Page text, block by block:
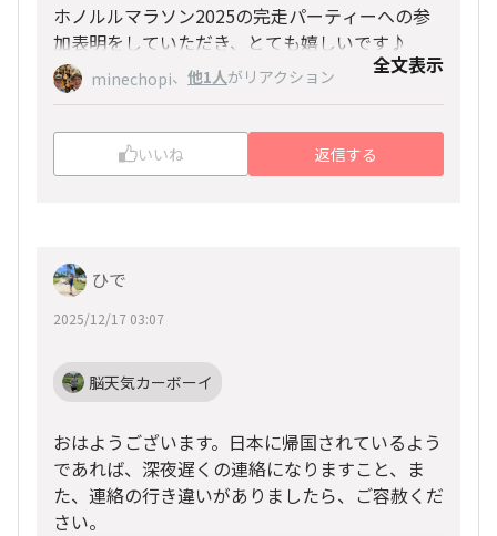
ホノルルマラソン2025の完走パーティーへの参
加表明をしていただき、とても嬉しいです♪
定員は残り僅かですが、奥様とお二人で完走パー
ティーに参加希望とのこと、こちらのメッセージ
で、了解しましたー！
よろしければ、下記「ひで」のLINE・IDを登録
ホノルルマラソンOHANAが100名以上（ご夫婦
でカウントすれば110名以上！）のグループLINE
完走パーティーだけでなく、ホノルルマラソン＆
ります。
ご面倒をお掛けしますが、ご検討の程、よろしく
お願いいたします🙇✨
minechopi、 他1人がリアクション 全文表示
いいね 返信する
ひで
2025/12/17 03:07
脳天気カーボーイ
おはようございます。日本に帰国されているよう
であれば、深夜遅くの連絡になりますこと、ま
た、連絡の行き違いがありましたら、ご容赦くだ
さい。